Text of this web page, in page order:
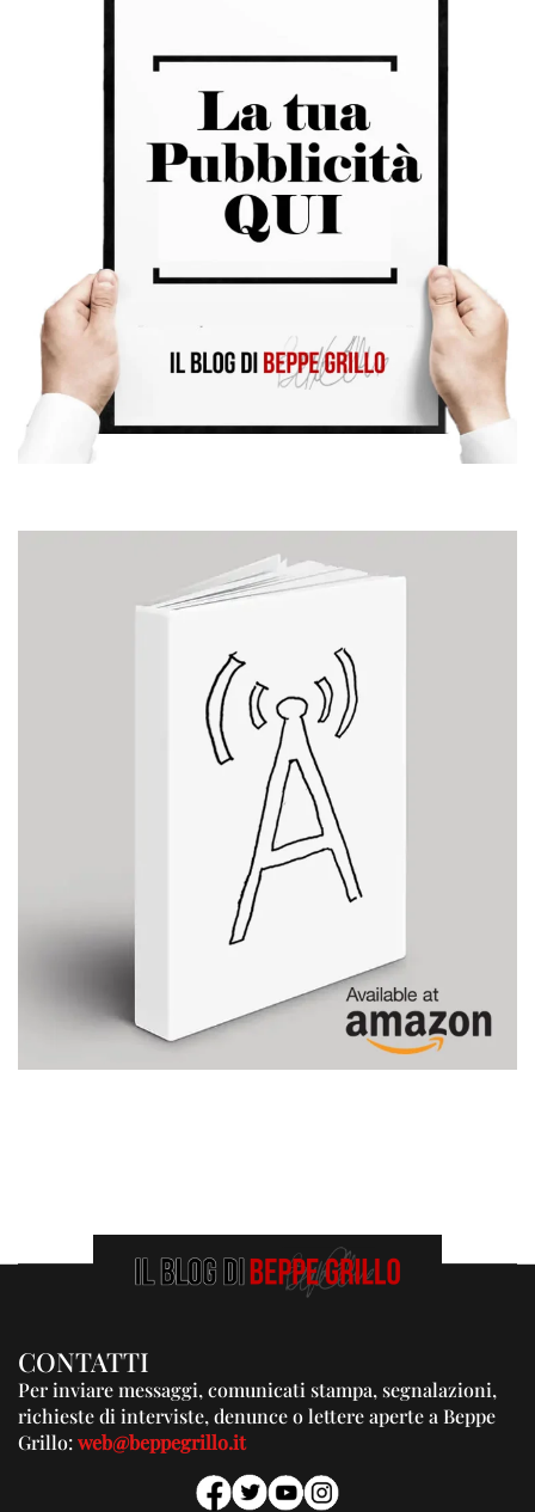
CONTATTI
Per inviare messaggi, comunicati stampa, segnalazioni,
richieste di interviste, denunce o lettere aperte a Beppe
Grillo:web@beppegrillo.it